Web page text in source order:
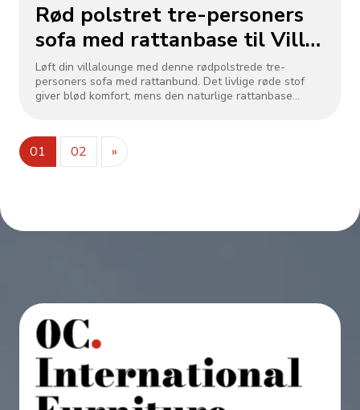
Rød polstret tre-personers
sofa med rattanbase til Villa
Lounge
Løft din villalounge med denne rødpolstrede tre-
personers sofa med rattanbund. Det livlige røde stof
giver blød komfort, mens den naturlige rattanbase
holdbart håndværk. Ideel til afslapning eller værtskab,
det bringer et dristigt, indbydende touch til eksklusivt
villaliv.
01 02 »